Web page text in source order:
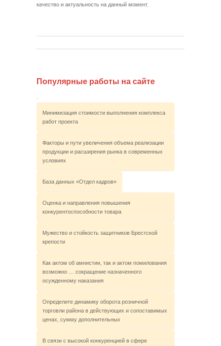
качество и актуальность на данный момент.
Популярные работы на сайте
Минимизация стоимости выполнения комплекса
работ проекта
Факторы и пути увеличения объема реализации
продукции и расширения рынка в современных
условиях
База данных «Отдел кадров»
Оценка и направления повышения
конкурентоспособности товара
Мужество и стойкость защитников Брестской
крепости
Как актом об амнистии, так и актом помилования
возможно … сокращение назначенного
осужденному наказания
Определите динамику оборота розничной
торговли района в действующих и сопоставимых
ценах, сумму дополнительных
В связи с высокой конкуренцией в сфере